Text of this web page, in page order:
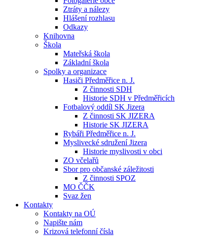
Ztráty a nálezy
Hlášení rozhlasu
Odkazy
Knihovna
Škola
Mateřská škola
Základní škola
Spolky a organizace
Hasiči Předměřice n. J.
Z činnosti SDH
Historie SDH v Předměřicích
Fotbalový oddíl SK Jizera
Z činnosti SK JIZERA
Historie SK JIZERA
Rybáři Předměřice n. J.
Myslivecké sdružení Jizera
Historie myslivosti v obci
ZO včelařů
Sbor pro občanské záležitosti
Z činnosti SPOZ
MO ČČK
Svaz žen
Kontakty
Kontakty na OÚ
Napište nám
Krizová telefonní čísla